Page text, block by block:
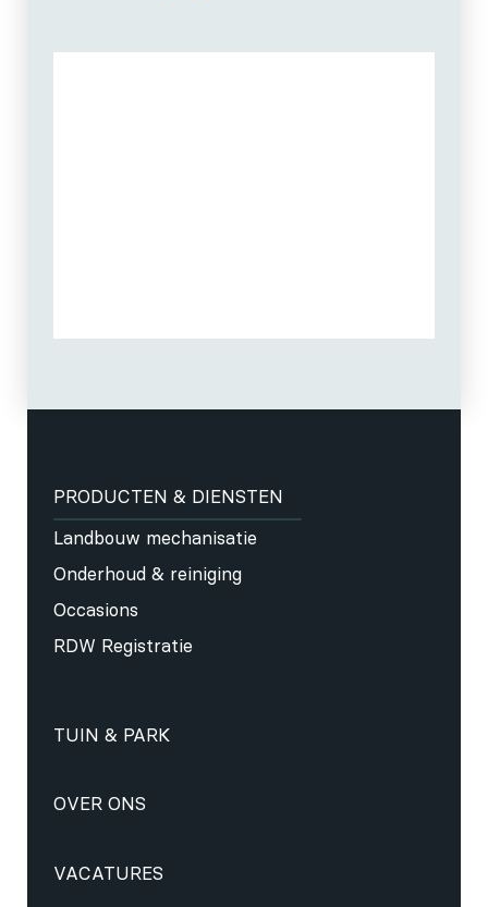
PRODUCTEN & DIENSTEN
Landbouw mechanisatie
Onderhoud & reiniging
Occasions
RDW Registratie
TUIN & PARK
OVER ONS
VACATURES